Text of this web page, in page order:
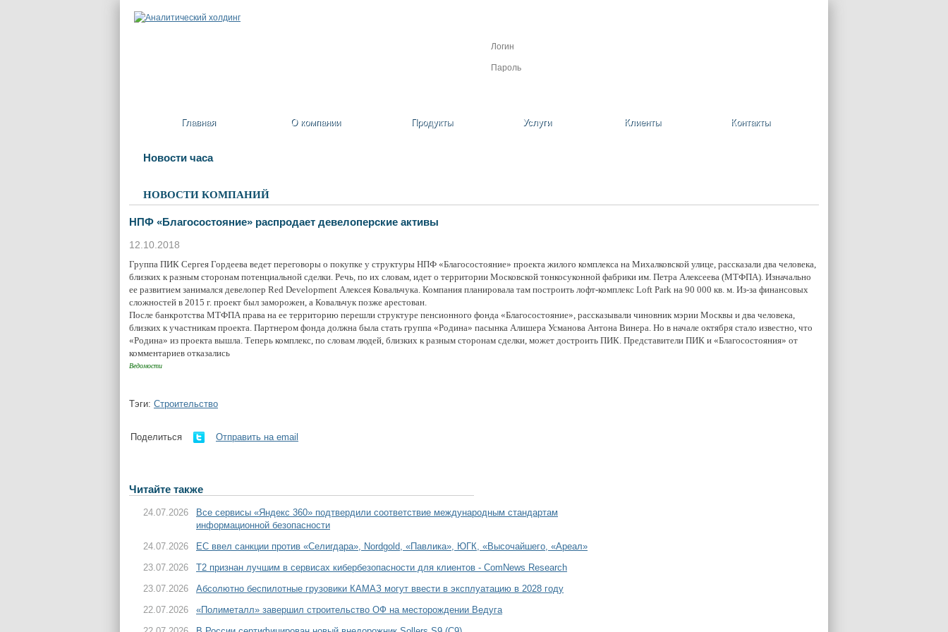
Главная О компании Продукты Услуги Клиенты Контакты
Новости часа
НОВОСТИ КОМПАНИЙ
НПФ «Благосостояние» распродает девелоперские активы
12.10.2018
Группа ПИК Сергея Гордеева ведет переговоры о покупке у структуры НПФ «Благосостояние» проекта жилого комплекса на Михалковской улице, рассказали два человека,
близких к разным сторонам потенциальной сделки. Речь, по их словам, идет о территории Московской тонкосуконной фабрики им. Петра Алексеева (МТФПА). Изначально
ее развитием занимался девелопер Red Development Алексея Ковальчука. Компания планировала там построить лофт-комплекс Loft Park на 90 000 кв. м. Из-за финансовых
сложностей в 2015 г. проект был заморожен, а Ковальчук позже арестован.
После банкротства МТФПА права на ее территорию перешли структуре пенсионного фонда «Благосостояние», рассказывали чиновник мэрии Москвы и два человека,
близких к участникам проекта. Партнером фонда должна была стать группа «Родина» пасынка Алишера Усманова Антона Винера. Но в начале октября стало известно, что
«Родина» из проекта вышла. Теперь комплекс, по словам людей, близких к разным сторонам сделки, может достроить ПИК. Представители ПИК и «Благосостояния» от
комментариев отказались
Ведомости
Тэги: Строительство
Поделиться Отправить на email
Читайте также
24.07.2026
Все сервисы «Яндекс 360» подтвердили соответствие международным стандартам
информационной безопасности
24.07.2026
ЕС ввел санкции против «Селигдара», Nordgold, «Павлика», ЮГК, «Высочайшего, «Ареал»
23.07.2026
T2 признан лучшим в сервисах кибербезопасности для клиентов - ComNews Research
23.07.2026
Абсолютно беспилотные грузовики КАМАЗ могут ввести в эксплуатацию в 2028 году
22.07.2026
«Полиметалл» завершил строительство ОФ на месторождении Ведуга